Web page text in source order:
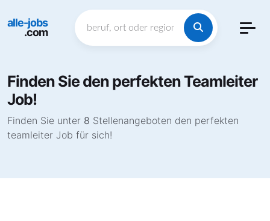
alle-jobs
.com
Finden Sie den perfekten Teamleiter
Job!
Finden Sie unter 8 Stellenangeboten den perfekten
teamleiter Job für sich!